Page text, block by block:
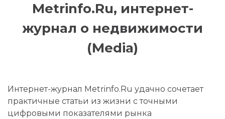
Metrinfo.Ru, интернет-
журнал о недвижимости
(Media)
Интернет-журнал Metrinfo.Ru удачно сочетает
практичные статьи из жизни с точными
цифровыми показателями рынка